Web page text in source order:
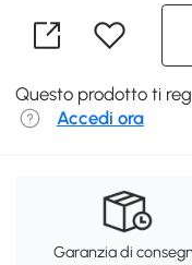
Questo prodotto ti
Accedi ora
Garanzia di